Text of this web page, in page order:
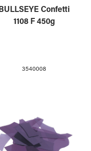
Confetti
1108 F 450g
3540008